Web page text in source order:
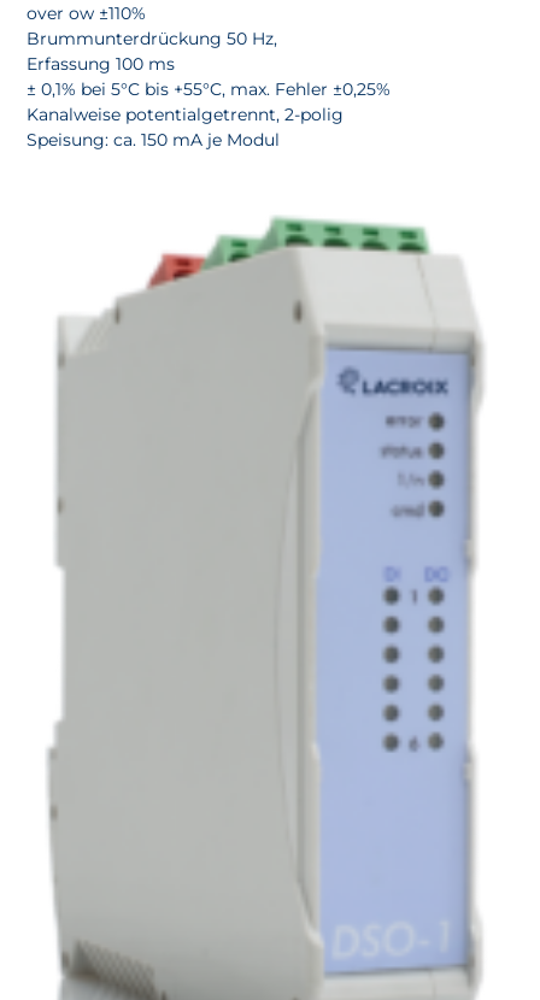
over ow ±110%
Brummunterdrückung 50 Hz,
Erfassung 100 ms
± 0,1% bei 5°C bis +55°C, max. Fehler ±0,25%
Kanalweise potentialgetrennt, 2-polig
Speisung: ca. 150 mA je Modul